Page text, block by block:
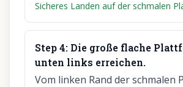
Sicheres Landen auf der schmalen
Step4: Die große flache
unten links erreichen.
Vom linken Rand der schmalen